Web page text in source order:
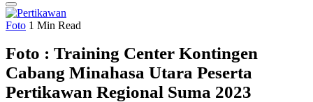
Foto 1 Min Read
Foto : Training Center Kontingen
Cabang Minahasa Utara Peserta
Pertikawan Regional Suma 2023